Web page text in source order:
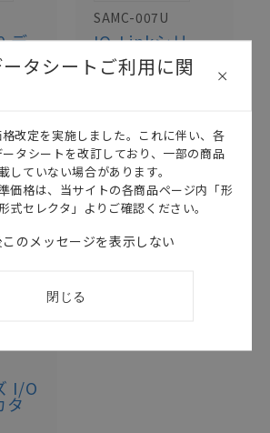
デ
SAMC-007U
IO-Linkシリー
ズ カタログ
2026/02/02 更新
カタログを選択
I/O
タ
タシートご利用に関
改定を実施しました。これに伴い、各
タシートを改訂しており、一部の商品
していない場合があります。
価格は、当サイトの各商品ページ内「形
式セレクタ」よりご確認ください。
のメッセージを表示しない
閉じる